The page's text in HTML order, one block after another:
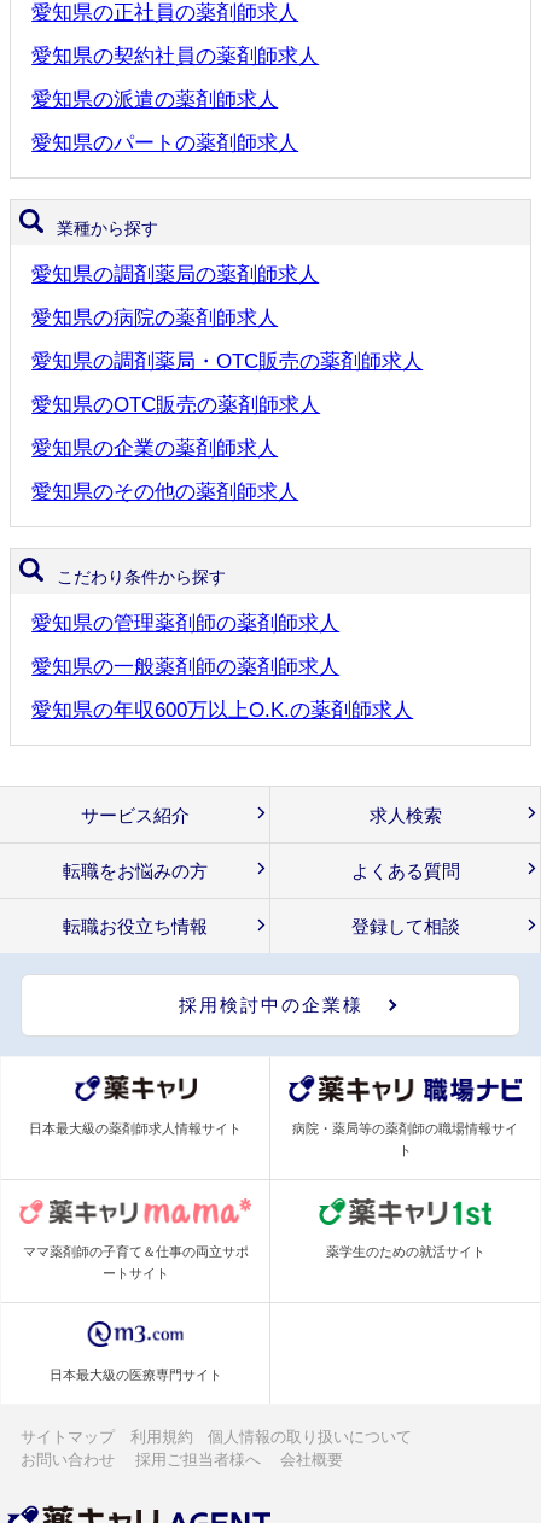
愛知県の正社員の薬剤師求人
愛知県の契約社員の薬剤師求人
愛知県の派遣の薬剤師求人
愛知県のパートの薬剤師求人
業種から探す
愛知県の調剤薬局の薬剤師求人
愛知県の病院の薬剤師求人
愛知県の調剤薬局・OTC販売の薬剤師求人
愛知県のOTC販売の薬剤師求人
愛知県の企業の薬剤師求人
愛知県のその他の薬剤師求人
こだわり条件から探す
愛知県の管理薬剤師の薬剤師求人
愛知県の一般薬剤師の薬剤師求人
愛知県の年収600万以上O.K.の薬剤師求人
サービス紹介 求人検索
転職をお悩みの方 よくある質問
転職お役立ち情報 登録して相談
採用検討中の企業様
日本最大級の薬剤師求人情報サイト
病院・薬局等の薬剤師の職場情報サイ
ト
ママ薬剤師の子育て＆仕事の両立サポ
ートサイト
薬学生のための就活サイト
日本最大級の医療専門サイト
サイトマップ 利用規約
個人情報の取り扱いについて
お問い合わせ
採用ご担当者様へ 会社概要